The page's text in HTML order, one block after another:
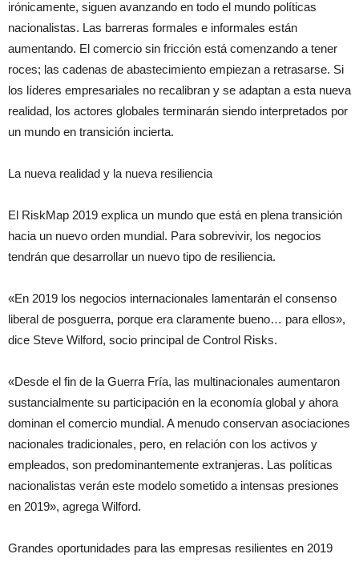
irónicamente, siguen avanzando en todo el mundo políticas
nacionalistas. Las barreras formales e informales están
aumentando. El comercio sin fricción está comenzando a tener
roces; las cadenas de abastecimiento empiezan a retrasarse. Si
los líderes empresariales no recalibran y se adaptan a esta nueva
realidad, los actores globales terminarán siendo interpretados por
un mundo en transición incierta.
La nueva realidad y la nueva resiliencia
El RiskMap 2019 explica un mundo que está en plena transición
hacia un nuevo orden mundial. Para sobrevivir, los negocios
tendrán que desarrollar un nuevo tipo de resiliencia.
«En 2019 los negocios internacionales lamentarán el consenso
liberal de posguerra, porque era claramente bueno… para ellos»,
dice Steve Wilford, socio principal de Control Risks.
«Desde el fin de la Guerra Fría, las multinacionales aumentaron
sustancialmente su participación en la economía global y ahora
dominan el comercio mundial. A menudo conservan asociaciones
nacionales tradicionales, pero, en relación con los activos y
empleados, son predominantemente extranjeras. Las políticas
nacionalistas verán este modelo sometido a intensas presiones
en 2019», agrega Wilford.
Grandes oportunidades para las empresas resilientes en 2019